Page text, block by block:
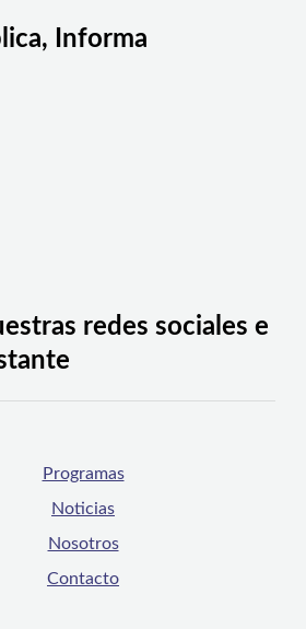
Informa
redes sociales e
Programas
Noticias
Nosotros
Contacto